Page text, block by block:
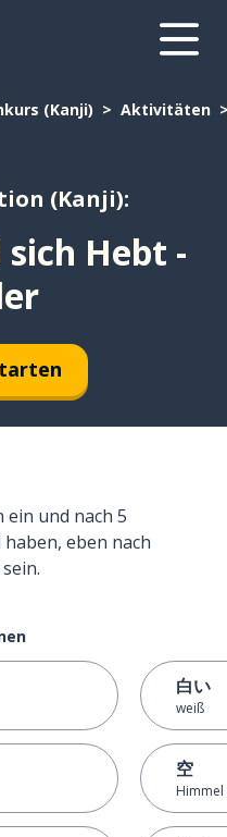
(Kanji) Aktivitäten
(Kanji):
Hebt -
ein und nach 5
eben nach
白い
weiß
空
Himmel